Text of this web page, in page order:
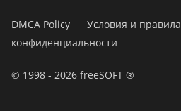
DMCA Policy Условия и правила
конфиденциальности
© 1998 - 2026 freeSOFT ®